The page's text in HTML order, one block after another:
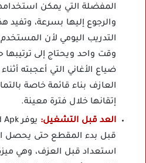
المفضلة التي يمكن
والرجوع إليها بسرعة، وتفيد
التدريب اليومي لأن
وقت واحد ويحتاج إلى
ضياع الأغاني التي أعجبته
العازف بناء قائمة خاصة
إتقانها خلال فترة معينة.
العد قبل التشغيل:
قبل بدء المقطع حتى يحصل
استعداد قبل العزف، وهي